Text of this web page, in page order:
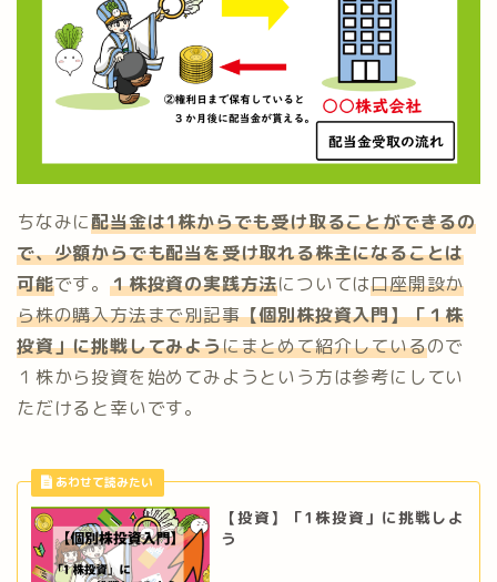
ちなみに配当金は1株からでも受け取ることができるの
で、少額からでも配当を受け取れる株主になることは
可能です。１株投資の実践方法については口座開設か
ら株の購入方法まで別記事【個別株投資入門】「１株
投資」に挑戦してみようにまとめて紹介しているので
１株から投資を始めてみようという方は参考にしてい
ただけると幸いです。
【投資】「1株投資」に挑戦しよ
う